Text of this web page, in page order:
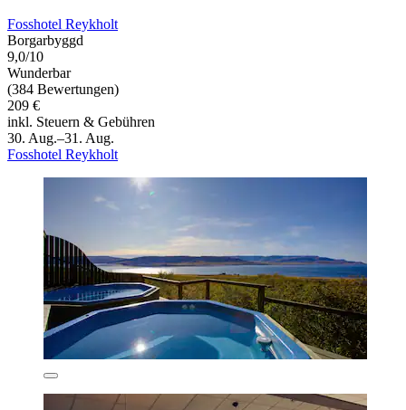
Fosshotel Reykholt
Borgarbyggd
9,0/10
Wunderbar
(384 Bewertungen)
209 €
inkl. Steuern & Gebühren
30. Aug.–31. Aug.
Fosshotel Reykholt